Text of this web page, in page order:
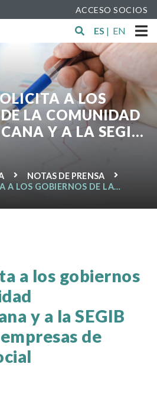
ACCESO SOCIOS
ES | EN
A LOS
LA COMUNIDAD
Y A LA SEGIB
EMPRESAS DE
SOCIAL
NOTAS DE PRENSA
A LOS GOBIERNOS DE LA
DE ECONOMÍA SOCIAL
a los gobiernos
y a la SEGIB
de